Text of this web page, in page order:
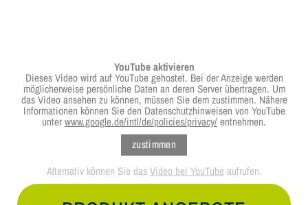
YouTube aktivieren
Dieses Video wird auf YouTube gehostet. Bei der Anzeige werden
möglicher­­weise persön­liche Daten an deren Server über­tragen. Um
das Video ansehen zu können, müssen Sie dem zustimmen. Nähere
Informa­tionen können Sie den Daten­schutz­hinweisen von YouTube
unterwww.google.de/intl/de/policies/privacy/entnehmen.
zustimmen
Alternativ können Sie dasVideo bei YouTube aufrufen.